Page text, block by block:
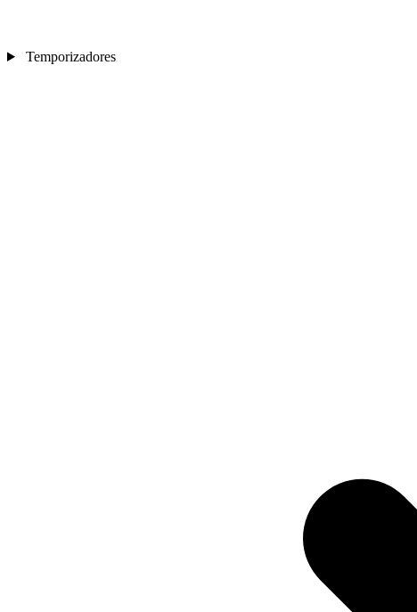
Temporizadores